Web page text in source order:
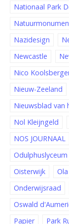
Nationaal Park
Nazidesign
Newcastle
Nico
Nieuw-Zeeland
Nieuwsblad van
Nol Kleijngeld
NOS JOURNAAL
Odulphuslyceum
Oisterwijk
Onderwijsraad
Oswald
Papier
Park